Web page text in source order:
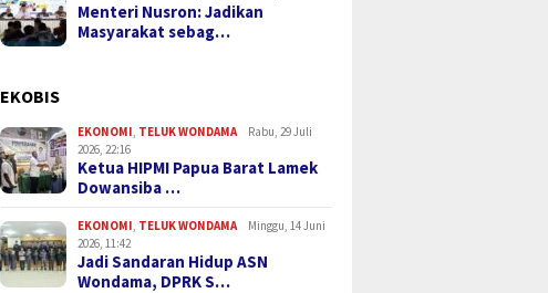
Menteri Nusron: Jadikan
Masyarakat sebag…
EKOBIS
EKONOMI TELUK WONDAMA
Rabu, 29 Juli
2026, 22:16
Ketua HIPMI Papua Barat Lamek
Dowansiba …
EKONOMI TELUK WONDAMA
Minggu, 14 Juni
2026, 11:42
Jadi Sandaran Hidup ASN
Wondama, DPRK S…